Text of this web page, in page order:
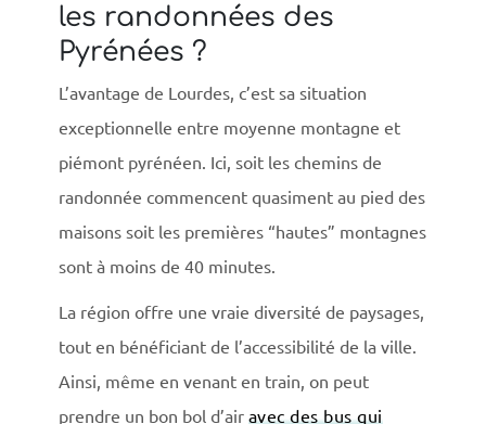
les randonnées des
Pyrénées ?
L’avantage de Lourdes, c’est sa situation
exceptionnelle entre moyenne montagne et
piémont pyrénéen. Ici, soit les chemins de
randonnée commencent quasiment au pied des
maisons soit les premières “hautes” montagnes
sont à moins de 40 minutes.
La région offre une vraie diversité de paysages,
tout en bénéficiant de l’accessibilité de la ville.
Ainsi, même en venant en train, on peut
prendre un bon bol d’air avec des bus qui